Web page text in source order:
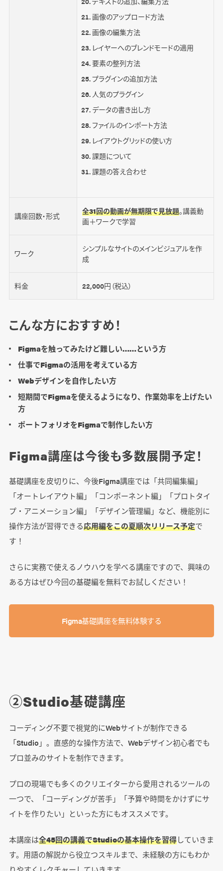
画像のアップロード方法
画像の編集方法
レイヤーへのブレンドモードの適用
要素の整列方法
プラグインの追加方法
人気のプラグイン
データの書き出し方
ファイルのインポート方法
レイアウトグリッドの使い方
課題について
課題の答え合わせ
講座回数・形式 全31回の動画が無期限で見放題。講義動
画＋ワークで学習
ワーク
シンプルなサイトのメインビジュアルを作
成
料金 22,000円（税込）
こんな方におすすめ！
Figmaを触ってみたけど難しい……という方
仕事でFigmaの活用を考えている方
Webデザインを自作したい方
短期間でFigmaを使えるようになり、作業効率を上げたい
方
ポートフォリオをFigmaで制作したい方
Figma講座は今後も多数展開予定！
基礎講座を皮切りに、今後Figma講座では「共同編集編」
「オートレイアウト編」「コンポーネント編」「プロトタイ
プ・アニメーション編」「デザイン管理編」など、機能別に
操作方法が習得できる応用編をこの夏順次リリース予定で
す！
さらに実務で使えるノウハウを学べる講座ですので、興味の
ある方はぜひ今回の基礎編を無料でお試しください！
Figma基礎講座を無料体験する
②Studio基礎講座
コーディング不要で視覚的にWebサイトが制作できる
「Studio」。直感的な操作方法で、Webデザイン初心者でも
プロ並みのサイトを制作できます。
プロの現場でも多くのクリエイターから愛用されるツールの
一つで、「コーディングが苦手」「予算や時間をかけずにサ
イトを作りたい」といった方にもオススメです。
本講座は全45回の講義でStudioの基本操作を習得していきま
す。用語の解説から役立つスキルまで、未経験の方にもわか